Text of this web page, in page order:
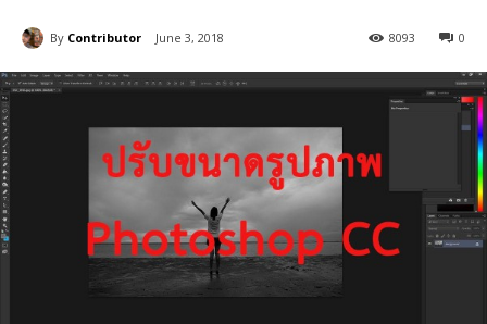
By Contributor June 3, 2018 0
8093